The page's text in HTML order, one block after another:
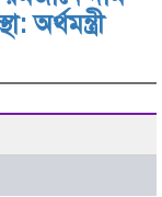
অর্থমন্ত্রী